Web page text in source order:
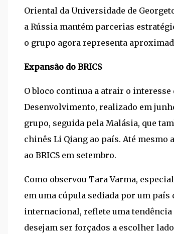
Oriental da Universidade de
a Rússia mantém parcerias
o grupo agora representa
Expansão do BRICS
O bloco continua a atrair o interesse
Desenvolvimento, realizado em
grupo, seguida pela Malásia, que
chinês Li Qiang ao país. Até mesmo
ao BRICS em setembro.
Como observou Tara Varma,
em uma cúpula sediada por um
internacional, reflete uma tendência
desejam ser forçados a escolher